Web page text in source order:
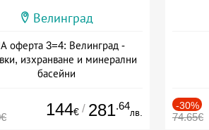
Велинград
оферта 3=4: Велинград -
изхранване и минерални
басейни
144€ / 281.64
лв.
-30%
74.65€